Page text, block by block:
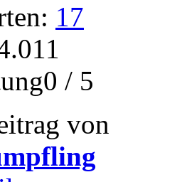
17
/ 5
von